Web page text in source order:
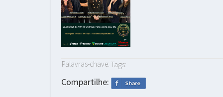
Palavras-chave: Tags:
Compartilhe: